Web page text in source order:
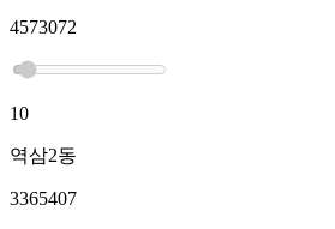
4573072
10
역삼2동
3365407